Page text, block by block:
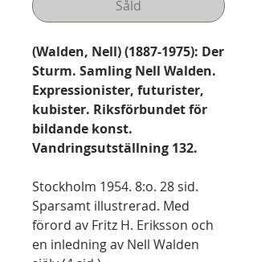
Såld
(Walden, Nell) (1887-1975): Der
Sturm. Samling Nell Walden.
Expressionister, futurister,
kubister. Riksförbundet för
bildande konst.
Vandringsutställning 132.
Stockholm 1954. 8:o. 28 sid.
Sparsamt illustrerad. Med
förord av Fritz H. Eriksson och
en inledning av Nell Walden